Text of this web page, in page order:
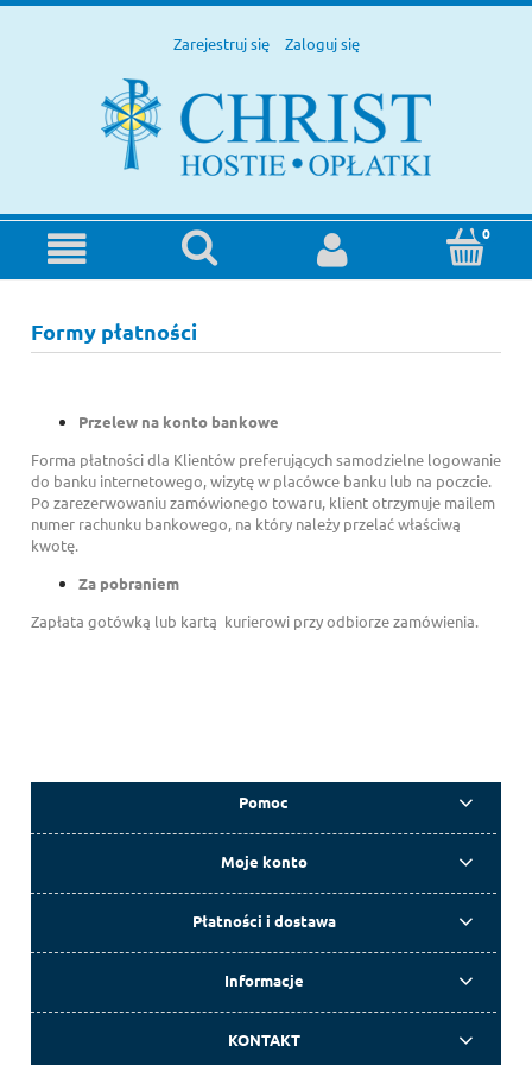
Zarejestruj się Zaloguj się
Formy płatności
Przelew na konto bankowe
Forma płatności dla Klientów preferujących samodzielne logowanie
do banku internetowego, wizytę w placówce banku lub na poczcie.
Po zarezerwowaniu zamówionego towaru, klient otrzymuje mailem
numer rachunku bankowego, na który należy przelać właściwą
kwotę.
Za pobraniem
Zapłata gotówką lub kartą kurierowi przy odbiorze zamówienia.
Pomoc
Moje konto
Płatności i dostawa
Informacje
KONTAKT